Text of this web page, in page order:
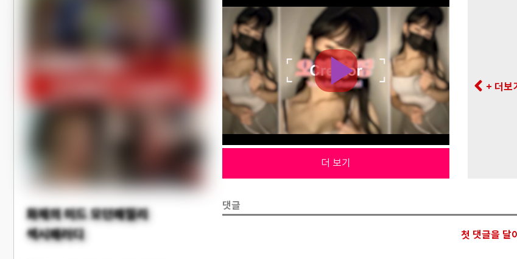
화제의 미드 모던패밀리
섹시패러디
더 보기
+ 더보
댓글
첫 댓글을 달